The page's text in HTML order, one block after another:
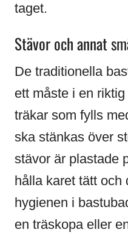
taget.
Stävor och annat
De traditionella
ett måste i en
träkar som fylls
ska stänkas över
stävor är plastade
hålla karet tätt och
hygienen i
en träskopa eller